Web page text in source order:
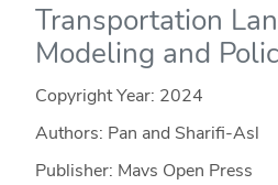
Transportation
Modeling and
Copyright Year: 2024
Authors: Pan and Sharifi-Asl
Publisher: Mavs Open Press